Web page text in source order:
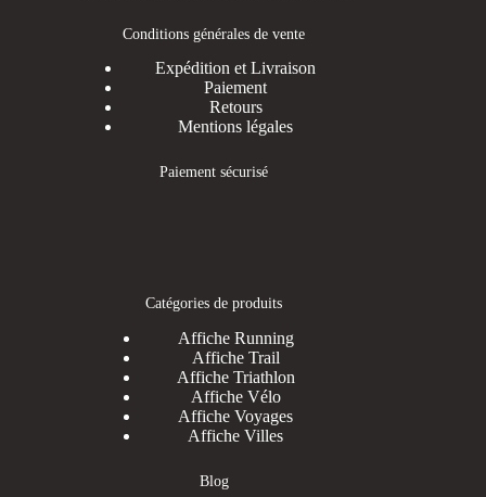
Conditions générales de vente
Expédition et Livraison
Paiement
Retours
Mentions légales
Paiement sécurisé
Catégories de produits
Affiche Running
Affiche Trail
Affiche Triathlon
Affiche Vélo
Affiche Voyages
Affiche Villes
Blog